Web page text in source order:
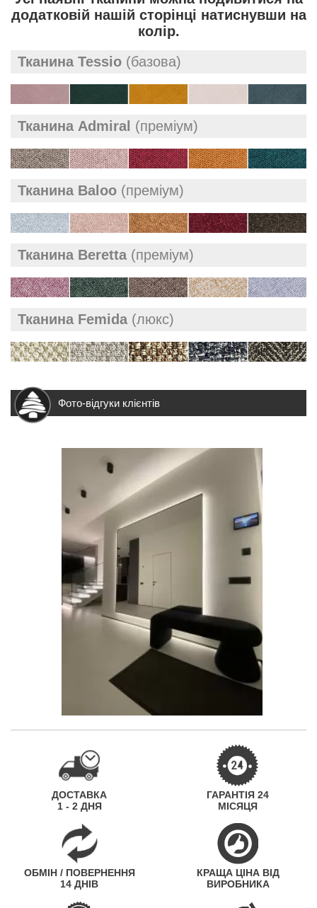
додатковій нашій сторінці натиснувши на
колір.
Тканина Tessio (базова)
Тканина Admiral (преміум)
Тканина Baloo (преміум)
Тканина Beretta (преміум)
Тканина Femida (люкс)
Фото-відгуки клієнтів
ДОСТАВКА
1 - 2 ДНЯ
ГАРАНТІЯ 24
МІСЯЦЯ
ОБМІН / ПОВЕРНЕННЯ
14 ДНІВ
КРАЩА ЦІНА ВІД
ВИРОБНИКА